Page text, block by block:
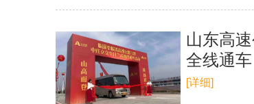
山东高
全线通车
[详细]